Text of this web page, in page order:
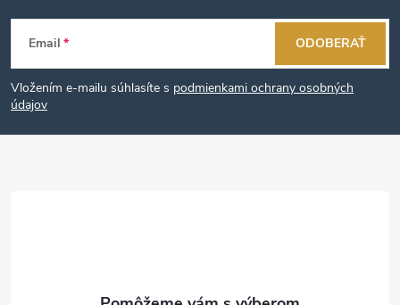
Z
á
p
Email
Vložením e-mailu súhlasíte s podmienkami ochrany osobných
údajov
ODOBERAŤ